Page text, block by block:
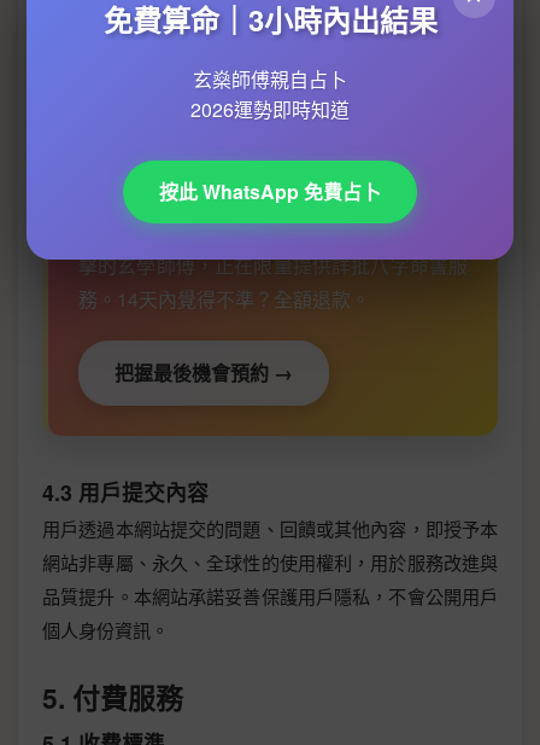
未經書面授權，用戶不得以任何形式複製、修改、傳播、
的瀏覽與使用服務。任何商業用途需事先取得本網站明確
⚠️ 名額剩餘不多！這位擁有130萬YouTube點
擊的玄學師傅，正在限量提供詳批八字命書服
務。14天內覺得不準？全額退款。
把握最後機會預約 →
4.3 用戶提交內容
用戶透過本網站提交的問題、回饋或其他內容，即授予本
網站非專屬、永久、全球性的使用權利，用於服務改進與
品質提升。本網站承諾妥善保護用戶隱私，不會公開用戶
個人身份資訊。
5. 付費服務
免費算命｜3小時內出結果
玄燊師傅親自占卜
2026運勢即時知道
按此 WhatsApp 免費占卜